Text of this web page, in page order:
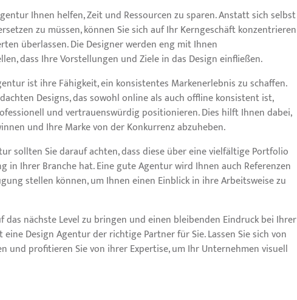
Ihnen helfen, Zeit und Ressourcen zu sparen. Anstatt sich selbst
zu müssen, können Sie sich auf Ihr Kerngeschäft konzentrieren
überlassen. Die Designer werden eng mit Ihnen
dass Ihre Vorstellungen und Ziele in das Design einfließen.
ist ihre Fähigkeit, ein konsistentes Markenerlebnis zu schaffen.
Designs, das sowohl online als auch offline konsistent ist,
und vertrauenswürdig positionieren. Dies hilft Ihnen dabei,
und Ihre Marke von der Konkurrenz abzuheben.
sollten Sie darauf achten, dass diese über eine vielfältige Portfolio
in Ihrer Branche hat. Eine gute Agentur wird Ihnen auch Referenzen
stellen können, um Ihnen einen Einblick in ihre Arbeitsweise zu
das nächste Level zu bringen und einen bleibenden Eindruck bei Ihrer
Design Agentur der richtige Partner für Sie. Lassen Sie sich von
und profitieren Sie von ihrer Expertise, um Ihr Unternehmen visuell